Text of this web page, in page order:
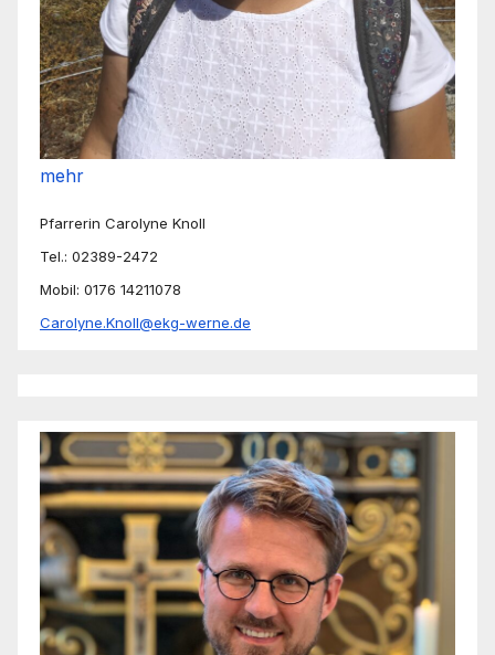
mehr
Pfarrerin Carolyne Knoll
Tel.: 02389-2472
Mobil: 0176 14211078
Carolyne.Knoll@ekg-werne.de